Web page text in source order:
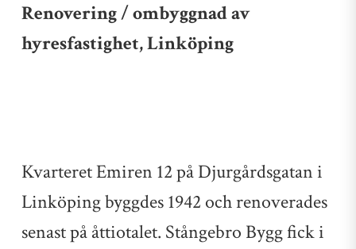
Renovering / ombyggnad av
hyresfastighet, Linköping
Kvarteret Emiren 12 på Djurgårdsgatan i
Linköping byggdes 1942 och renoverades
senast på åttiotalet. Stångebro Bygg fick i